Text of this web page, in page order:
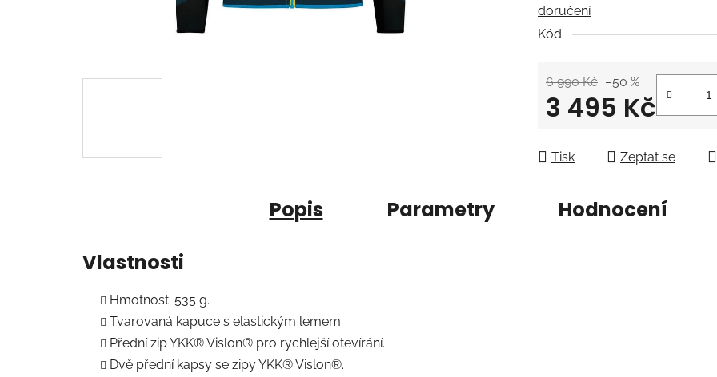
doručení
Kód:
6 990 Kč –50 %
3 495 Kč
Tisk Zeptat se
Popis Parametry Hodnocení
Vlastnosti
Hmotnost: 535 g.
Tvarovaná kapuce s elastickým lemem.
Přední zip YKK® Vislon® pro rychlejší otevírání.
Dvě přední kapsy se zipy YKK® Vislon®.